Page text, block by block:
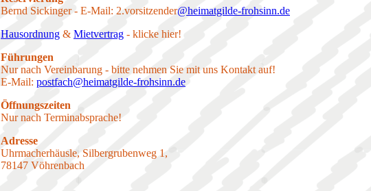
Bernd Sickinger - E-Mail: 2.vorsitzender@heimatgilde-frohsinn.de
Hausordnung & Mietvertrag - klicke hier!
Führungen
Nur nach Vereinbarung - bitte nehmen Sie mit uns Kontakt auf!
E-Mail: postfach@heimatgilde-frohsinn.de
Öffnungszeiten
Nur nach Terminabsprache!
Adresse
Uhrmacherhäusle, Silbergrubenweg 1,
78147 Vöhrenbach